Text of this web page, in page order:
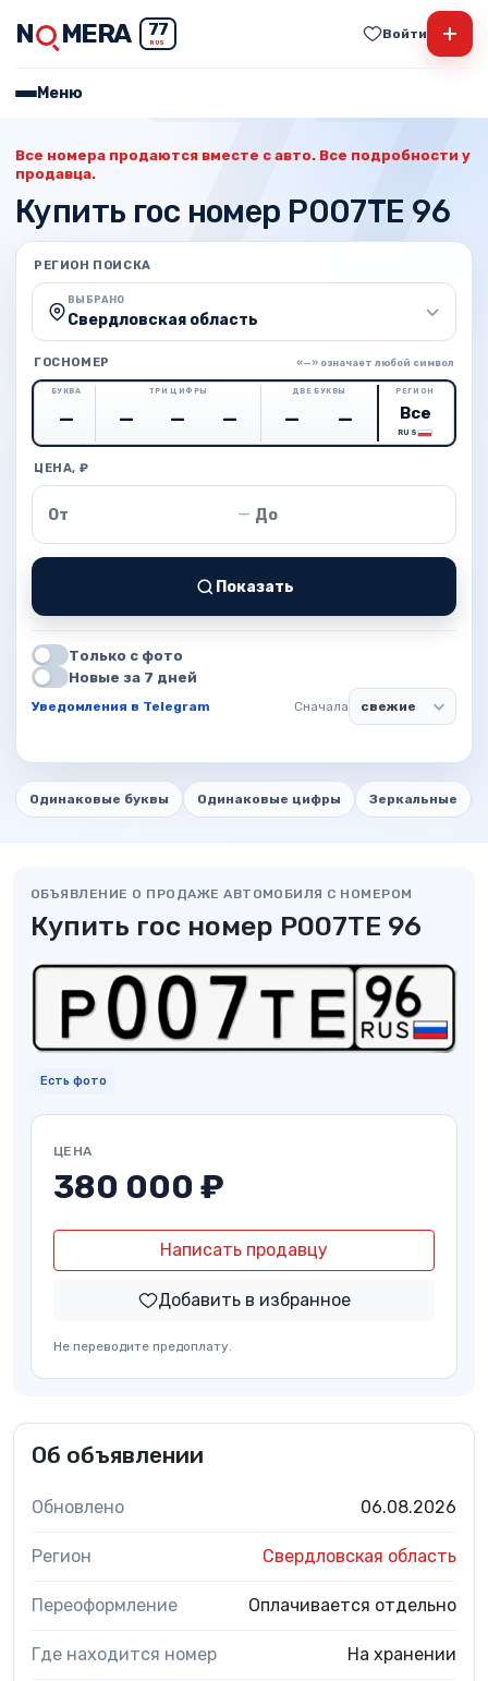
N MERA 77
RUS
Войти +
Меню
Все номера продаются вместе с авто. Все подробности у
продавца.
Купить гос номер Р007ТЕ 96
РЕГИОН ПОИСКА
ВЫБРАНО
Свердловская область
ГОСНОМЕР «—» означает любой символ
БУКВА ТРИ ЦИФРЫ ДВЕ БУКВЫ РЕГИОН
RUS
ЦЕНА, ₽
Цена от — Цена до
Показать
Только с фото
Новые за 7 дней
Уведомления в Telegram Сначала
Одинаковые буквы Одинаковые цифры Зеркальные
ОБЪЯВЛЕНИЕ О ПРОДАЖЕ АВТОМОБИЛЯ С НОМЕРОМ
Купить гос номер Р007ТЕ 96
Есть фото
ЦЕНА
380 000 ₽
Написать продавцу
Добавить в избранное
Не переводите предоплату.
Об объявлении
Обновлено 06.08.2026
Регион Свердловская область
Переоформление Оплачивается отдельно
Где находится номер На хранении